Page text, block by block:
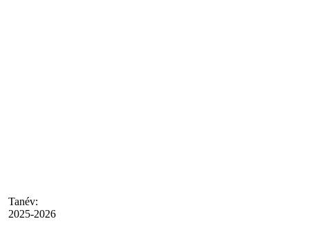
Tanév:
2025-2026